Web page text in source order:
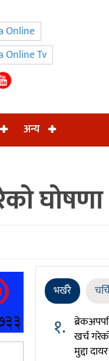
Online
Online Tv
अन्य
घोषणा
भर्खरै
१. खर्च
मुद्दा